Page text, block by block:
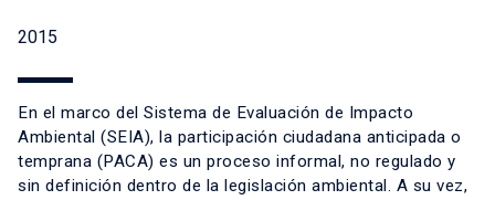
2015
En el marco del Sistema de Evaluación de Impacto
Ambiental (SEIA), la participación ciudadana anticipada o
temprana (PACA) es un proceso informal, no regulado y
sin definición dentro de la legislación ambiental. A su vez,